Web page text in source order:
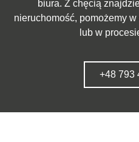
biura. Z chęcią
nieruchomość, pomożemy
lub w
+48 793